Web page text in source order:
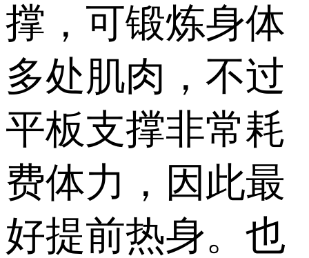
撑，可锻炼身体
多处肌肉，不过
平板支撑非常耗
费体力，因此最
好提前热身。也